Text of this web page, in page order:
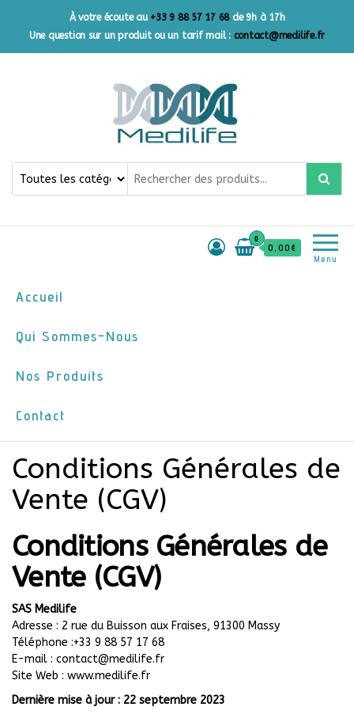
À votre écoute au +33 9 88 57 17 68de 9h à 17h
Une question sur un produit ou un tarif mail : contact@medilife.fr
Medilife France
Votre source de confiance
pour des produits primaires
Menu
0
0,00€
Accueil
Qui Sommes-Nous
Nos Produits
Contact
Conditions Générales de
Vente (CGV)
Conditions Générales de
Vente (CGV)
SAS Medilife
Adresse : 2 rue du Buisson aux Fraises, 91300 Massy
Téléphone :+33 9 88 57 17 68
E-mail : contact@medilife.fr
Site Web : www.medilife.fr
Dernière mise à jour : 22 septembre 2023